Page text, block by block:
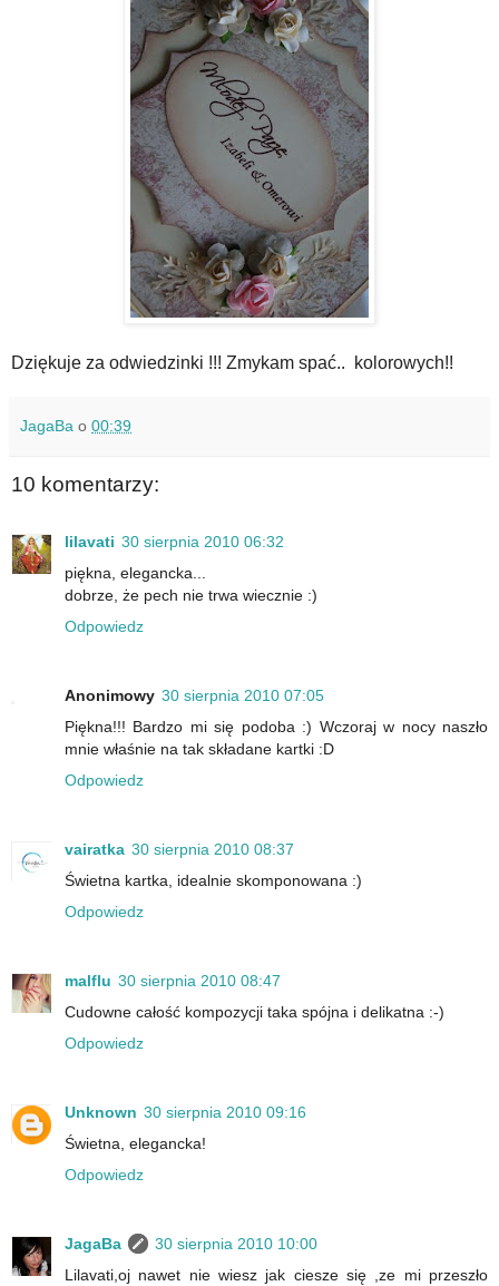
Dziękuje za odwiedzinki !!! Zmykam spać.. kolorowych!!
JagaBa o 00:39
10 komentarzy:
lilavati 30 sierpnia 2010 06:32
piękna, elegancka...
dobrze, że pech nie trwa wiecznie :)
Odpowiedz
Anonimowy 30 sierpnia 2010 07:05
Piękna!!! Bardzo mi się podoba :) Wczoraj w nocy naszło
mnie właśnie na tak składane kartki :D
Odpowiedz
vairatka 30 sierpnia 2010 08:37
Świetna kartka, idealnie skomponowana :)
Odpowiedz
malflu 30 sierpnia 2010 08:47
Cudowne całość kompozycji taka spójna i delikatna :-)
Odpowiedz
Unknown 30 sierpnia 2010 09:16
Świetna, elegancka!
Odpowiedz
JagaBa
30 sierpnia 2010 10:00
Lilavati,oj nawet nie wiesz jak ciesze się ,ze mi przeszło